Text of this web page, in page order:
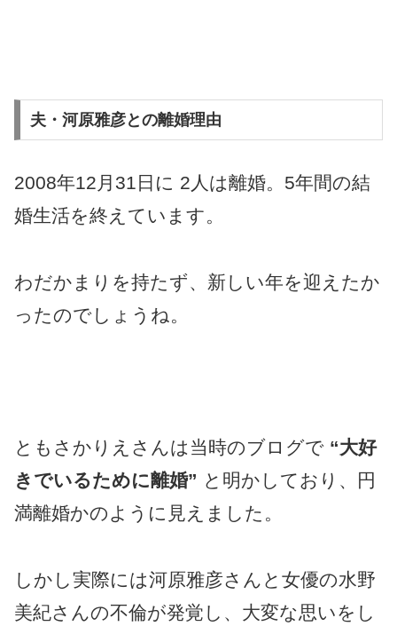
夫・河原雅彦との離婚理由
2008年12月31日に 2人は離婚。5年間の結
婚生活を終えています。
わだかまりを持たず、新しい年を迎えたか
ったのでしょうね。
ともさかりえさんは当時のブログで “大好
きでいるために離婚” と明かしており、円
満離婚かのように見えました。
しかし実際には河原雅彦さんと女優の水野
美紀さんの不倫が発覚し、大変な思いをし